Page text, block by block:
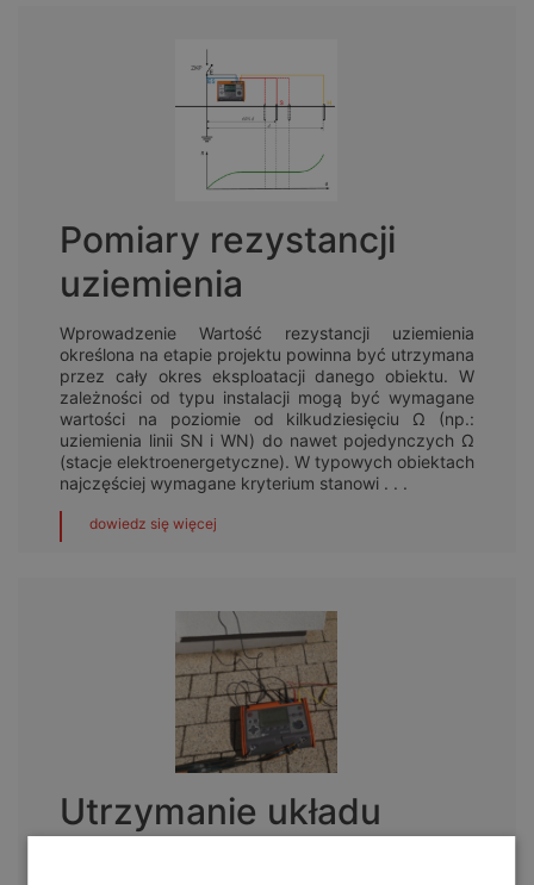
Pomiary rezystancji
uziemienia
Wprowadzenie Wartość rezystancji uziemienia
określona na etapie projektu powinna być utrzymana
przez cały okres eksploatacji danego obiektu. W
zależności od typu instalacji mogą być wymagane
wartości na poziomie od kilkudziesięciu Ω (np.:
uziemienia linii SN i WN) do nawet pojedynczych Ω
(stacje elektroenergetyczne). W typowych obiektach
najczęściej wymagane kryterium stanowi . . .
dowiedz się więcej
Utrzymanie układu